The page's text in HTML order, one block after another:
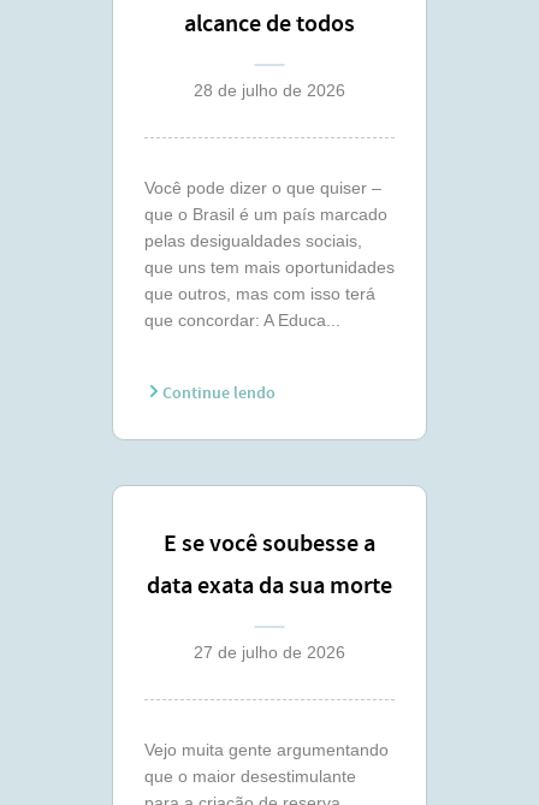
alcance de todos
28 de julho de 2026
Você pode dizer o que quiser –
que o Brasil é um país marcado
pelas desigualdades sociais,
que uns tem mais oportunidades
que outros, mas com isso terá
que concordar: A Educa...
Continue lendo
E se você soubesse a
data exata da sua morte
?
27 de julho de 2026
Vejo muita gente argumentando
que o maior desestimulante